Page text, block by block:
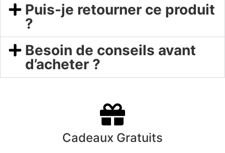
Puis-je retourner ce produit
?
Besoin de conseils avant
d’acheter ?
Cadeaux Gratuits